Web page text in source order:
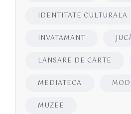
IDENTITATE CULTURALA
INVATAMANT
LANSARE DE CARTE
MEDIATECA
MUZEE